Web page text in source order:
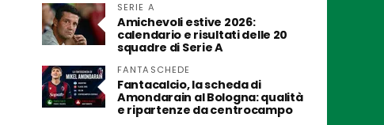
SERIE A
Amichevoli estive 2026:
calendario e risultati delle 20
squadre di Serie A
FANTASCHEDE
Fantacalcio, la scheda di
Amondarain al Bologna: qualità
e ripartenze da centrocampo